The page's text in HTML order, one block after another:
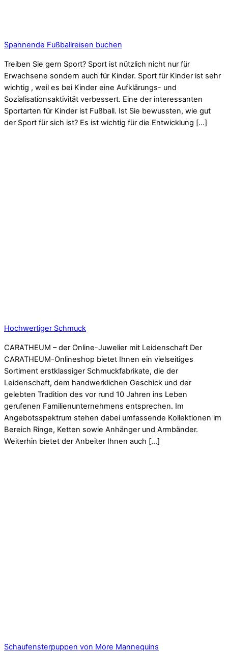
Spannende Fußballreisen buchen
Treiben Sie gern Sport? Sport ist nützlich nicht nur für
Erwachsene sondern auch für Kinder. Sport für Kinder ist sehr
wichtig , weil es bei Kinder eine Aufklärungs- und
Sozialisationsaktivität verbessert. Eine der interessanten
Sportarten für Kinder ist Fußball. Ist Sie bewussten, wie gut
der Sport für sich ist? Es ist wichtig für die Entwicklung […]
Hochwertiger Schmuck
CARATHEUM – der Online-Juwelier mit Leidenschaft Der
CARATHEUM-Onlineshop bietet Ihnen ein vielseitiges
Sortiment erstklassiger Schmuckfabrikate, die der
Leidenschaft, dem handwerklichen Geschick und der
gelebten Tradition des vor rund 10 Jahren ins Leben
gerufenen Familienunternehmens entsprechen. Im
Angebotsspektrum stehen dabei umfassende Kollektionen im
Bereich Ringe, Ketten sowie Anhänger und Armbänder.
Weiterhin bietet der Anbeiter Ihnen auch […]
Schaufensterpuppen von More Mannequins